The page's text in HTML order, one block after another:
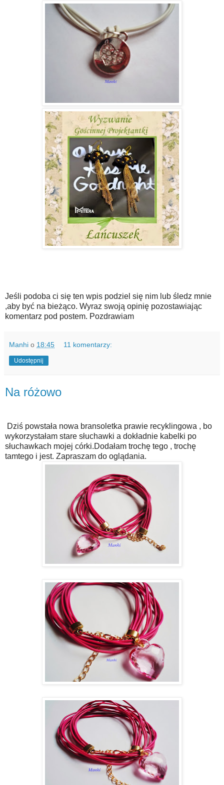
Jeśli podoba ci się ten wpis podziel się nim lub śledz mnie
,aby być na bieżąco. Wyraz swoją opinię pozostawiając
komentarz pod postem. Pozdrawiam
Manhi o 18:45 11 komentarzy:
Udostępnij
Na różowo
Dziś powstała nowa bransoletka prawie recyklingowa , bo
wykorzystałam stare słuchawki a dokładnie kabelki po
słuchawkach mojej córki.Dodałam trochę tego , trochę
tamtego i jest. Zapraszam do oglądania.